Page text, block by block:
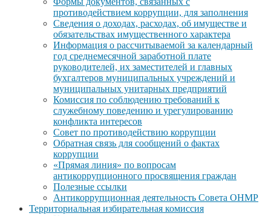
противодействием коррупции, для заполнения
Сведения о доходах, расходах, об имуществе и
обязательствах имущественного характера
Информация о рассчитываемой за календарный
год среднемесячной заработной плате
руководителей, их заместителей и главных
бухгалтеров муниципальных учреждений и
муниципальных унитарных предприятий
Комиссия по соблюдению требований к
служебному поведению и урегулированию
конфликта интересов
Совет по противодействию коррупции
Обратная связь для сообщений о фактах
коррупции
«Прямая линия» по вопросам
антикоррупционного просвящения граждан
Полезные ссылки
Антикоррупционная деятельность Совета ОНМР
Территориальная избирательная комиссия